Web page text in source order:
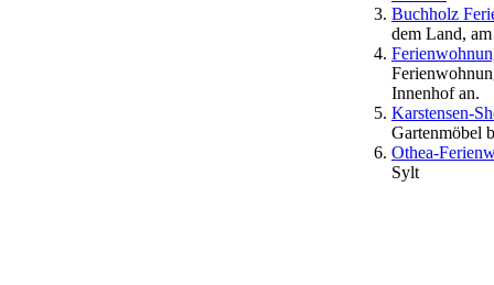
Buchholz
dem Land,
Innenhof an.
Karstensen-
Gartenmöbel
Othea-
Sylt